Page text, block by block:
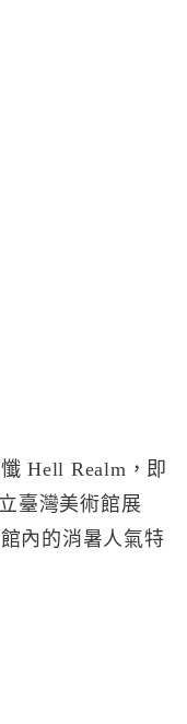
Hell Realm，即
臺灣美術館展
內的消暑人氣特